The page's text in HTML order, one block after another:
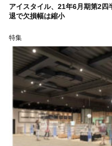
アイスタイル、21年6月期第2
退で欠損幅は縮小
特集